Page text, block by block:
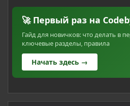
🚀 Первый раз на
Гайд для новичков: что делать в
ключевые разделы, правила
Начать здесь →